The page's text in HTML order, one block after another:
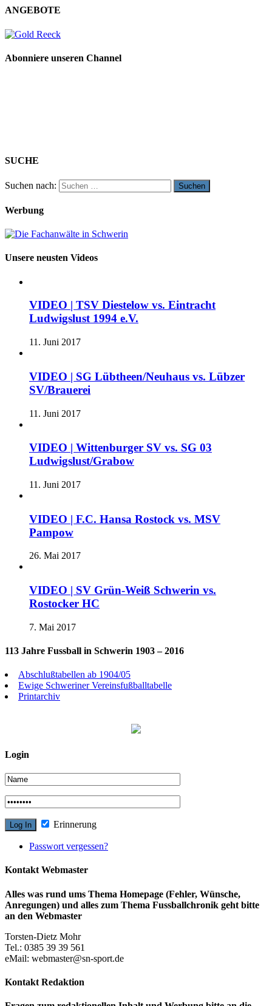
ANGEBOTE
Abonniere unseren Channel
SUCHE
Suchen nach:
Werbung
Unsere neusten Videos
VIDEO | TSV Diestelow vs. Eintracht
Ludwigslust 1994 e.V.
11. Juni 2017
VIDEO | SG Lübtheen/Neuhaus vs. Lübzer
SV/Brauerei
11. Juni 2017
VIDEO | Wittenburger SV vs. SG 03
Ludwigslust/Grabow
11. Juni 2017
VIDEO | F.C. Hansa Rostock vs. MSV
Pampow
26. Mai 2017
VIDEO | SV Grün-Weiß Schwerin vs.
Rostocker HC
7. Mai 2017
113 Jahre Fussball in Schwerin 1903 – 2016
Abschlußtabellen ab 1904/05
Ewige Schweriner Vereinsfußballtabelle
Printarchiv
Login
Erinnerung
Passwort vergessen?
Kontakt Webmaster
Alles was rund ums Thema Homepage (Fehler, Wünsche,
Anregungen) und alles zum Thema Fussballchronik geht bitte
an den Webmaster
Torsten-Dietz Mohr
Tel.: 0385 39 39 561
eMail: webmaster@sn-sport.de
Kontakt Redaktion